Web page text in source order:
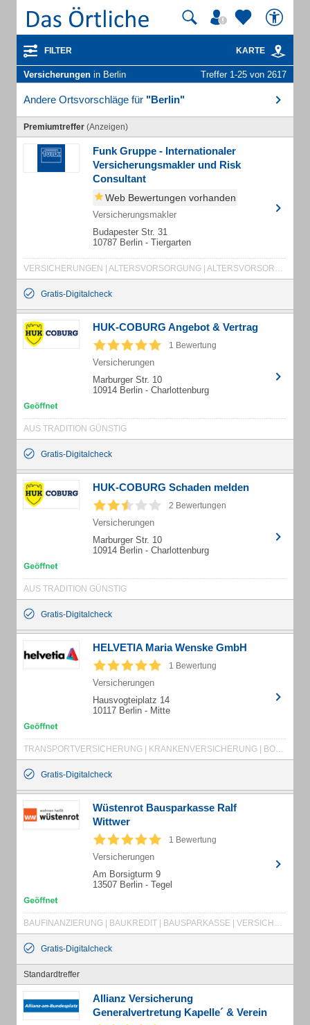
FILTER KARTE
Versicherungen in Berlin Treffer 1-25 von 2617
Andere Ortsvorschläge für "Berlin"
Premiumtreffer (Anzeigen)
Funk Gruppe - Internationaler
Versicherungsmakler und Risk
Consultant
Web Bewertungen vorhanden
Versicherungsmakler
Budapester Str. 31
10787 Berlin - Tiergarten
VERSICHERUNGEN | ALTERSVORSORGUNG | ALTERSVORSORGE | ZEITWERTKONTEN | KRANKENVERSICHERUNG | BAV | FREIE BERUFE | VERBÄNDE | GESUNDHEITSWESEN | MEDIZINISCHE EINRICHTUNGEN | RISIKOMANAGEMENT | CYBER RISK | SCHADENBEARBEITUNG | KUNSTVERSICHERUNG | RECHTSSCHUTZ-VERSICHERUNG | VERMÖGENSSCHADEN-HAFTPFLICHTVERSICHERUNG | HAFTPFLICHTVERSICHERUNG | UNFALLVERSICHERUNG | AUSSCHREIBUNGEN | FLOTTENMANAGEMENT | KREDITVERSICHERUNG | DECKUNGSKONZEPTE | CONSULTING | RISIKOBERATUNG | RISIKOANALYSE | FUNK
Gratis-Digitalcheck
HUK-COBURG Angebot & Vertrag
1 Bewertung
Versicherungen
Marburger Str. 10
10914 Berlin - Charlottenburg
AUS TRADITION GÜNSTIG
Gratis-Digitalcheck
HUK-COBURG Schaden melden
2 Bewertungen
Versicherungen
Marburger Str. 10
10914 Berlin - Charlottenburg
AUS TRADITION GÜNSTIG
Gratis-Digitalcheck
HELVETIA Maria Wenske GmbH
1 Bewertung
Versicherungen
Hausvogteiplatz 14
10117 Berlin - Mitte
TRANSPORTVERSICHERUNG | KRANKENVERSICHERUNG | BOOTSVERSICHERUNG | FONDSRENTE | BERUFSUNFÄHIGKEITSVERSICHERUNG | TIERKRANKENVERSICHERUNG | HAUSRATVERSICHERUNG | KFZ-VERSICHERUNG | HAFTPFLICHTVERSICHERUNG | UNFALLVERSICHERUNG
Gratis-Digitalcheck
Wüstenrot Bausparkasse Ralf
Wittwer
1 Bewertung
Versicherungen
Am Borsigturm 9
13507 Berlin - Tegel
BAUFINANZIERUNG | BAUKREDIT | BAUSPARKASSE | VERSICHERUNG | WÜRTTEMBERGISCHE
Gratis-Digitalcheck
Standardtreffer
Allianz Versicherung
Generalvertretung Kapelle´ & Verein